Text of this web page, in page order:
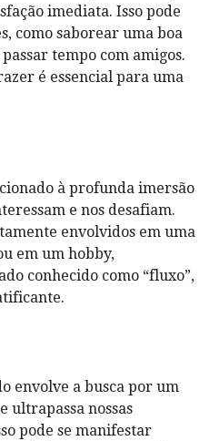
imediata. Isso pode
como saborear uma boa
tempo com amigos.
é essencial para uma
à profunda imersão
e nos desafiam.
envolvidos em uma
em um hobby,
conhecido como “fluxo”,
envolve a busca por um
ultrapassa nossas
pode se manifestar